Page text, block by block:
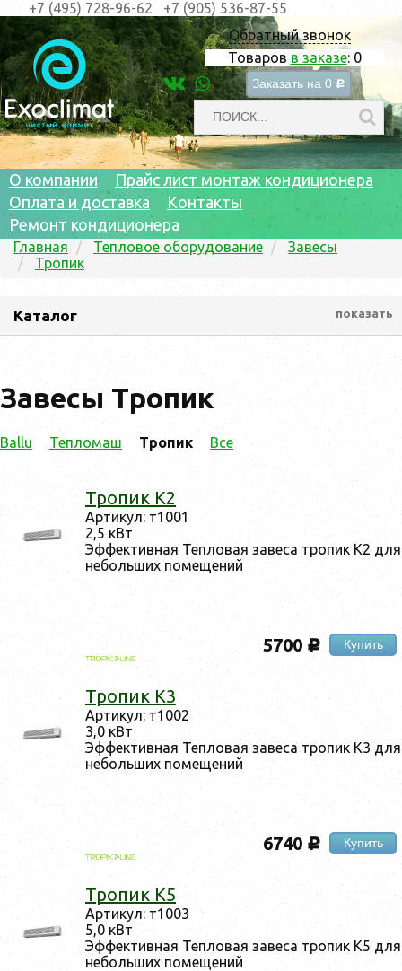
Обратный звонок
Товаров в заказе: 0
Заказать на 0 c
+7 (495) 728-96-62 +7 (905) 536-87-55
О компании
Прайс лист монтаж кондиционера
Оплата и доставка
Контакты
Ремонт кондиционера
Главная Тепловое оборудование
Завесы
Тропик
Каталог показать
Завесы Тропик
Ballu Тепломаш Тропик Все
Тро­пик К2
Ар­ти­кул: т1001
2,5 кВт
Эф­фектив­ная Теп­ло­вая за­веса тро­пик К2 для
не­боль­ших по­меще­ний
5700 c Купить
Тро­пик К3
Ар­ти­кул: т1002
3,0 кВт
Эф­фектив­ная Теп­ло­вая за­веса тро­пик К3 для
не­боль­ших по­меще­ний
6740 c Купить
Тро­пик К5
Ар­ти­кул: т1003
5,0 кВт
Эф­фектив­ная Теп­ло­вая за­веса тро­пик К5 для
не­боль­ших по­меще­ний